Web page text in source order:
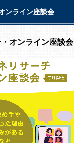
ンライン座談会
オンライン座談会